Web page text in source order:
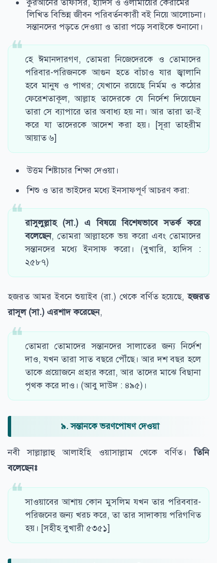
কুরআনের তাফসির, হাদিস ও ওলামায়ের কেরামের
লিখিত বিভিন্ন জীবন পরিবর্তনকারী বই নিয়ে আলোচনা।
সন্তানদের পড়তে দেওয়া ও তারা পড়ে সবাইকে শুনানো।
হে ঈমানদারগণ, তোমরা নিজেদেরকে ও তোমাদের
পরিবার-পরিজনকে আগুন হতে বাঁচাও যার জ্বালানি
হবে মানুষ ও পাথর; যেখানে রয়েছে নির্মম ও কঠোর
ফেরেশতাকূল, আল্লাহ তাদেরকে যে নির্দেশ দিয়েছেন
তারা সে ব্যাপারে তার অবাধ্য হয় না। আর তারা তা-ই
করে যা তাদেরকে আদেশ করা হয়। [সূরা তাহরীম
আয়াত ৬]
উত্তম শিষ্টাচার শিক্ষা দেওয়া।
শিশু ও তার ভাইদের মধ্যে ইনসাফপূর্ণ আচরণ করা:
রাসুলুল্লাহ (সা.) এ বিষয়ে বিশেষভাবে সতর্ক করে
বলেছেন, তোমরা আল্লাহকে ভয় করো এবং তোমাদের
সন্তানদের মধ্যে ইনসাফ করো। (বুখারি, হাদিস :
২৫৮৭)
হজরত আমর ইবনে শুয়াইব (রা.) থেকে বর্ণিত হয়েছে,হজরত
রাসূল (সা.) এরশাদ করেছেন,
তোমরা তোমাদের সন্তানদের সালাতের জন্য নির্দেশ
দাও, যখন তারা সাত বছরে পৌঁছে। আর দশ বছর হলে
তাকে প্রয়োজনে প্রহার করো, আর তাদের মাঝে বিছানা
পৃথক করে দাও। (আবু দাউদ : ৪৯৫)।
৯. সন্তানকে ভরণপোষণ দেওয়া
নবী সাল্লাল্লাহু আলাইহি ওয়াসাল্লাম থেকে বর্ণিত।তিনি
বলেছেনঃ
সাওয়াবের আশায় কোন মুসলিম যখন তার পরিববার-
পরিজনের জন্য খরচ করে, তা তার সাদাকায় পরিগণিত
হয়। [সহীহ বুখারী ৫৩৫১]